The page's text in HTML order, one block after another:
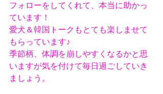
フォローをしてくれて、本当に助かっ
ています！
愛犬＆韓国トークもとても楽しませて
もらっています♪
季節柄、体調を崩しやすくなるかと思
いますが気を付けて毎日過ごしていき
ましょう。